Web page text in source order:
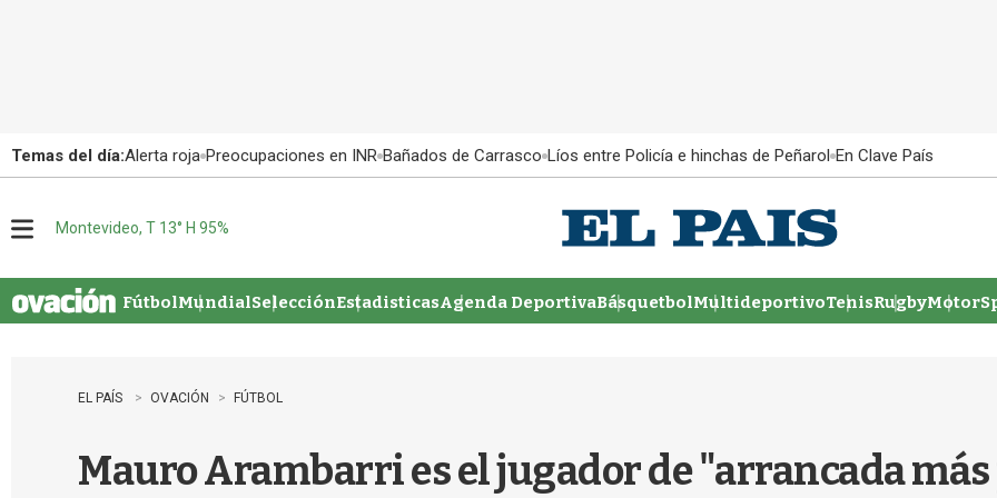
Temas del día:Alerta roja Preocupaciones en INR Bañados de Carrasco Líos entre Policía e hinchas de Peñarol En Clave País
u
Montevideo, T 13° H 95%
FútbolMundialSelecciónEstadisticasAgenda DeportivaBásquetbolMultideportivoTenisRugby
EL PAÍS OVACIÓN FÚTBOL
Mauro Arambarri es el jugador de "arrancada